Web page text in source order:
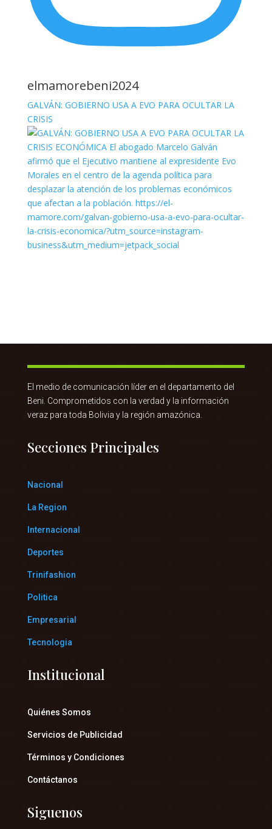
elmamorebeni2024
GALVÁN: GOBIERNO USA A EVO PARA OCULTAR LA
CRISIS
El medio de comunicación líder en el departamento del
Beni. Comprometidos con la verdad y la información
veraz para toda Bolivia y la región amazónica.
Secciones Principales
Nacional
La Region
Internacional
Deportes
Trinifashion
Politica
Empresarial
Tecnologia
Institucional
Quiénes Somos
Servicios de Publicidad
Términos y Condiciones
Contáctanos
Siguenos